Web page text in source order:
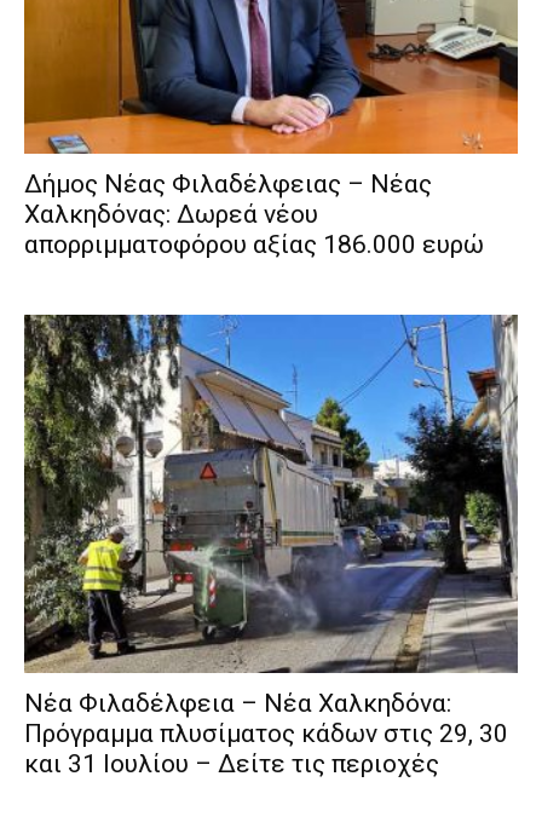
Δήμος Νέας Φιλαδέλφειας – Νέας
Χαλκηδόνας: Δωρεά νέου
απορριμματοφόρου αξίας 186.000 ευρώ
Νέα Φιλαδέλφεια – Νέα Χαλκηδόνα:
Πρόγραμμα πλυσίματος κάδων στις 29, 30
και 31 Ιουλίου – Δείτε τις περιοχές